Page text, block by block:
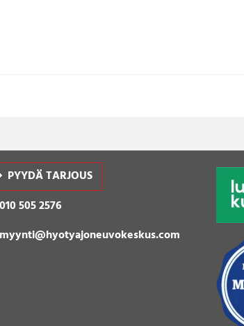
PYYDÄ TARJOUS
010 505 2576
myynti@hyotyajoneuvokeskus.com